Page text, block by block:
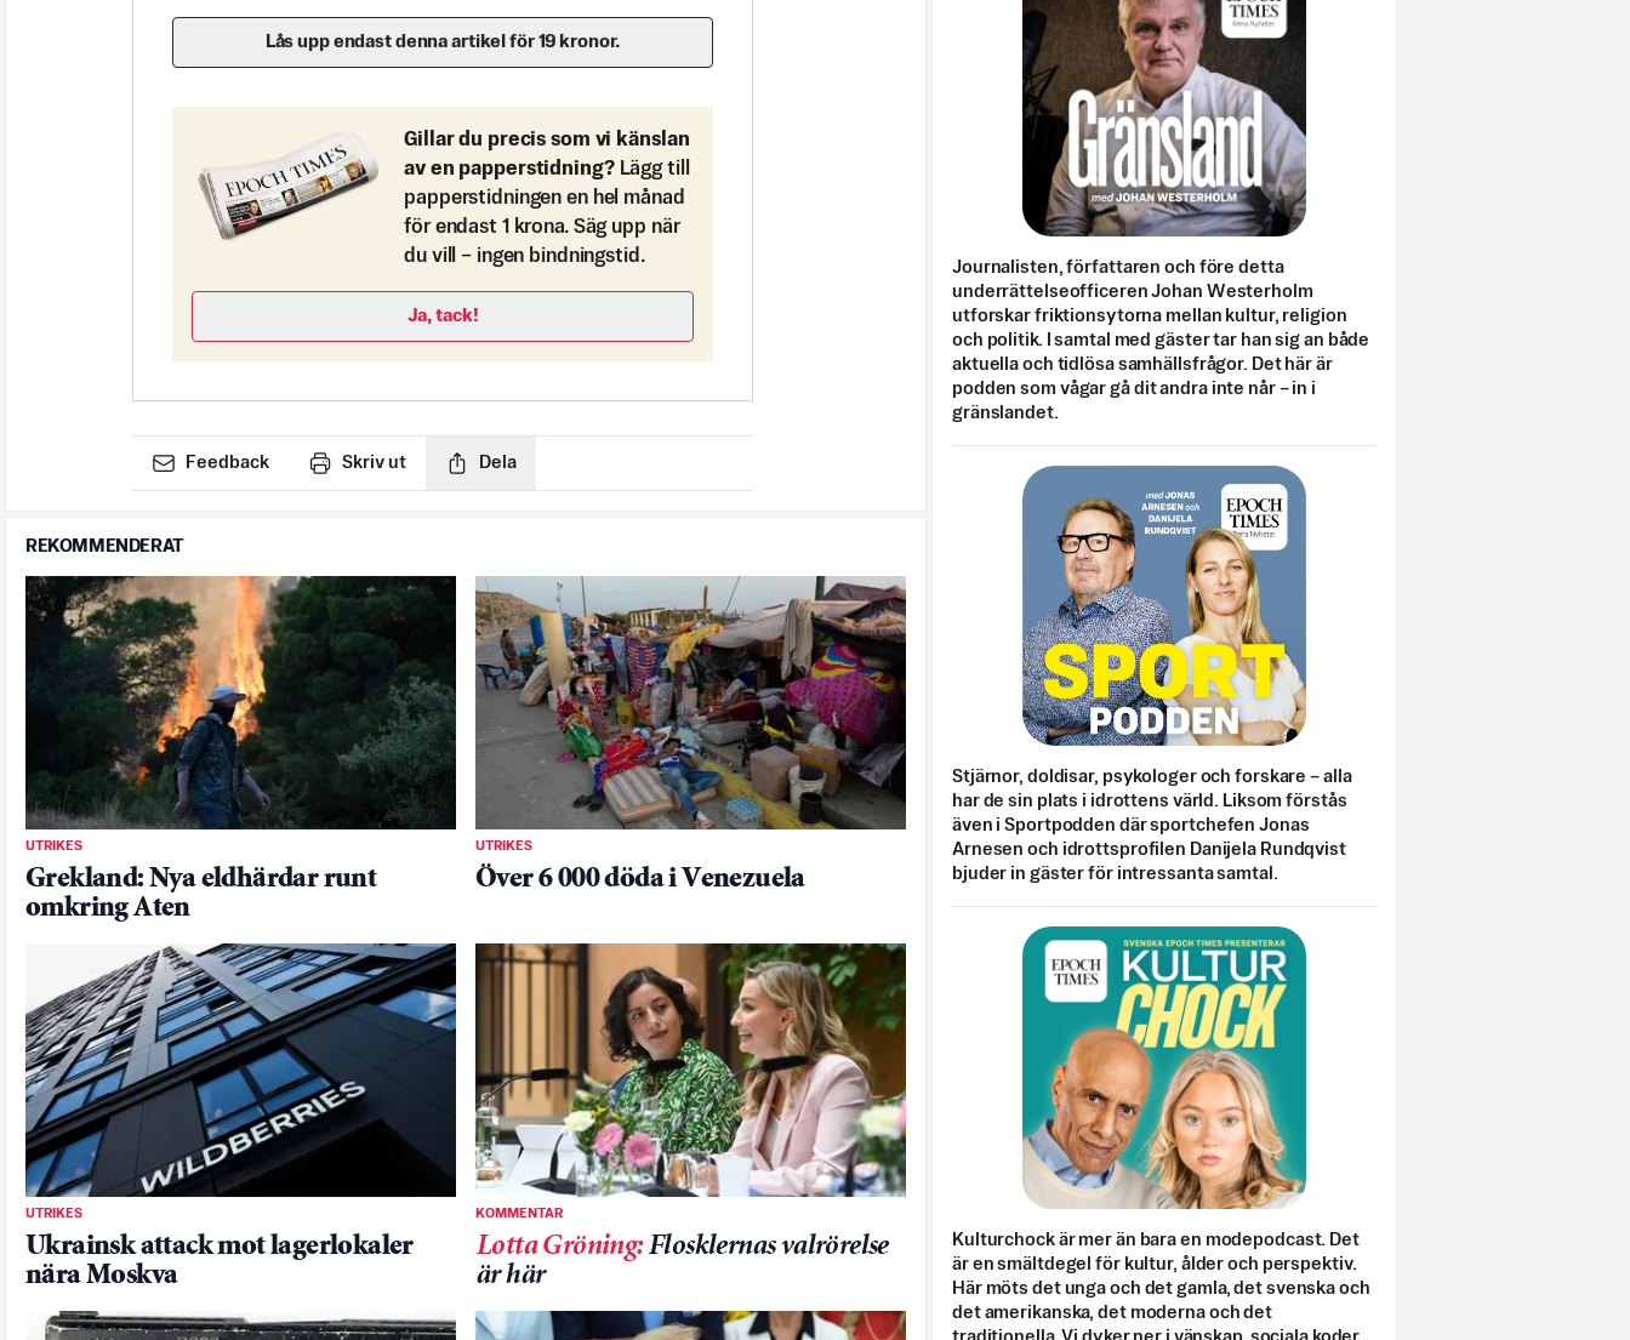
Lås upp endast denna artikel för 19 kronor.
Gillar du precis som vi känslan
av en papperstidning? Lägg till
papperstidningen en hel månad
för endast 1 krona. Säg upp när
du vill – ingen bindningstid.
Ja, tack!
Feedback Skriv ut Dela
REKOMMENDERAT
UTRIKES
Grekland: Nya eldhärdar runt
omkring Aten
UTRIKES
Över 6 000 döda i Venezuela
UTRIKES
Ukrainsk attack mot lagerlokaler
nära Moskva
KOMMENTAR
Lotta Gröning:Flosklernas valrörelse
är här
Journalisten, författaren och före detta
underrättelseofficeren Johan Westerholm
utforskar friktionsytorna mellan kultur, religion
och politik. I samtal med gäster tar han sig an både
aktuella och tidlösa samhällsfrågor. Det här är
podden som vågar gå dit andra inte når – in i
gränslandet.
Stjärnor, doldisar, psykologer och forskare – alla
har de sin plats i idrottens värld. Liksom förstås
även i Sportpodden där sportchefen Jonas
Arnesen och idrottsprofilen Danijela Rundqvist
bjuder in gäster för intressanta samtal.
Kulturchock är mer än bara en modepodcast. Det
är en smältdegel för kultur, ålder och perspektiv.
Här möts det unga och det gamla, det svenska och
det amerikanska, det moderna och det